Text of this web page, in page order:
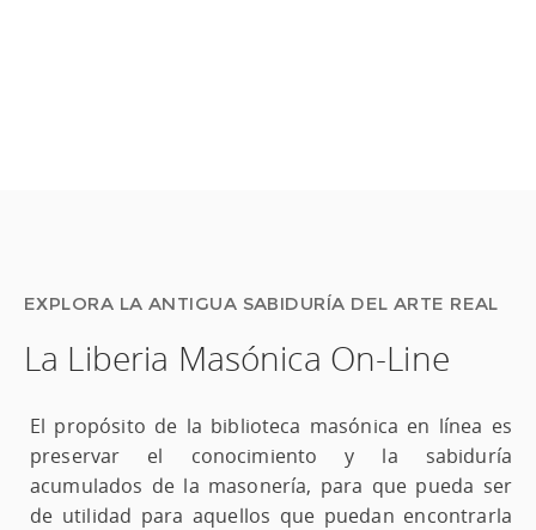
EXPLORA LA ANTIGUA SABIDURÍA DEL ARTE REAL
La Liberia Masónica On-Line
El propósito de la biblioteca masónica en línea es
preservar el conocimiento y la sabiduría
acumulados de la masonería, para que pueda ser
de utilidad para aquellos que puedan encontrarla